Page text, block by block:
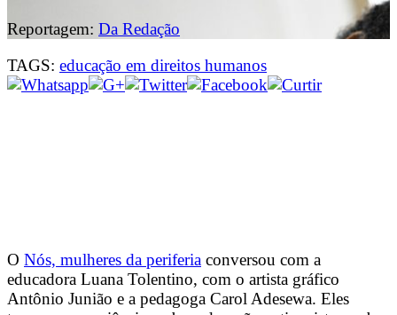
Reportagem: Da Redação
TAGS: educação em direitos humanos
O Nós, mulheres da periferia conversou com a
educadora Luana Tolentino, com o artista gráfico
Antônio Junião e a pedagoga Carol Adesewa. Eles